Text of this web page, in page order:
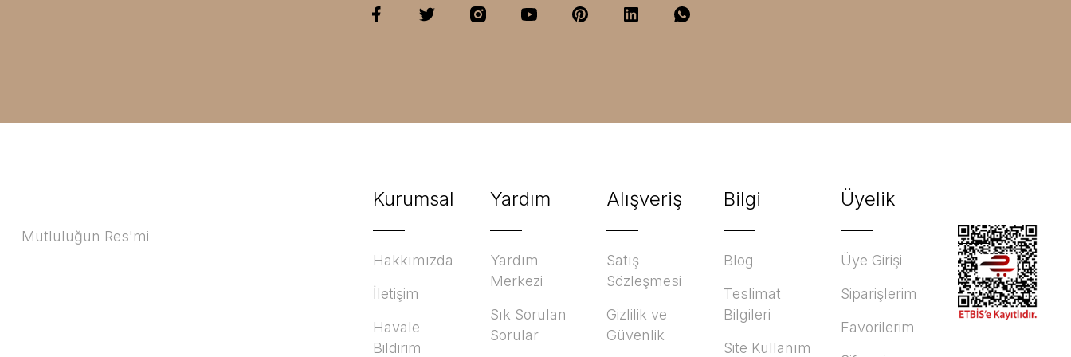
Mutluluğun Res'mi
Kurumsal
Hakkımızda
İletişim
Havale
Bildirim
Yardım
Yardım
Merkezi
Sık Sorulan
Sorular
Alışveriş
Satış
Sözleşmesi
Gizlilik ve
Güvenlik
Bilgi
Blog
Teslimat
Bilgileri
Site Kullanım
Üyelik
Üye Girişi
Siparişlerim
Favorilerim